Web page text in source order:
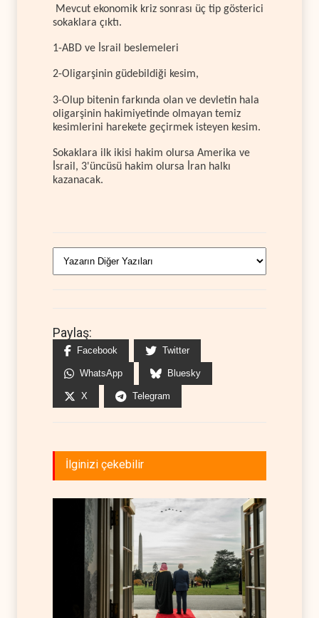
Mevcut ekonomik kriz sonrası üç tip gösterici
sokaklara çıktı.
1-ABD ve İsrail beslemeleri
2-Oligarşinin güdebildiği kesim,
3-Olup bitenin farkında olan ve devletin hala
oligarşinin hakimiyetinde olmayan temiz
kesimlerini harekete geçirmek isteyen kesim.
Sokaklara ilk ikisi hakim olursa Amerika ve
İsrail, 3'üncüsü hakim olursa İran halkı
kazanacak.
Paylaş:
Facebook Twitter
WhatsApp Bluesky
X Telegram
İlginizi çekebilir